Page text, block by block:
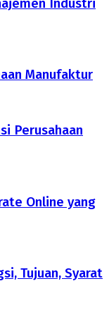
Industri
Manufaktur
Perusahaan
Online yang
Tujuan, Syarat